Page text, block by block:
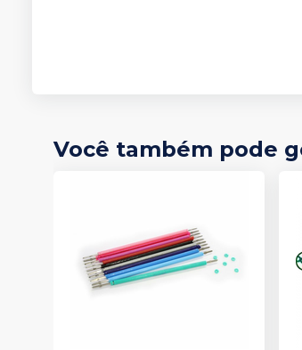
Você também pode